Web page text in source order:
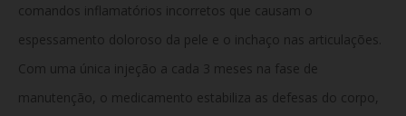
comandos inflamatórios incorretos que causam o
espessamento doloroso da pele e o inchaço nas articulações.
Com uma única injeção a cada 3 meses na fase de
manutenção, o medicamento estabiliza as defesas do corpo,